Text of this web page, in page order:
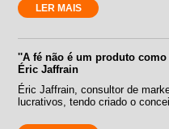
LER MAIS
''A fé não é um produto
Éric Jaffrain
Éric Jaffrain, consultor de
lucrativos, tendo criado o